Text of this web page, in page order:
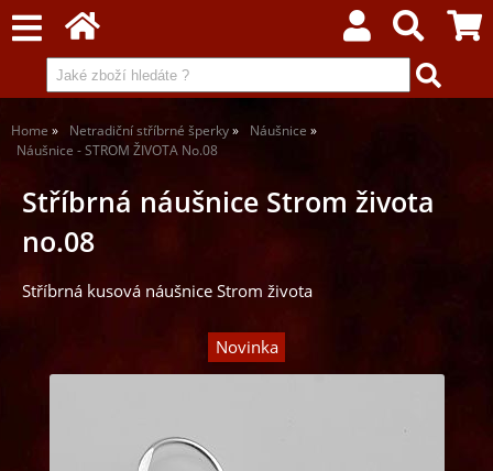
Home Netradiční stříbrné šperky
Náušnice
Náušnice - STROM ŽIVOTA No.08
Stříbrná náušnice Strom života
no.08
Stříbrná kusová náušnice Strom života